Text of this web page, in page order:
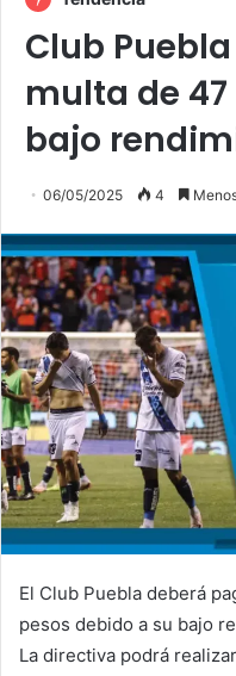
Club
multa de
bajo
06/05/2025 4
El Club Puebla deberá
pesos debido a su bajo
La directiva podrá